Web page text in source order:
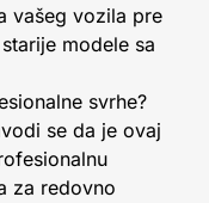
vašeg vozila pre
modele sa
svrhe?
se da je ovaj
za redovno